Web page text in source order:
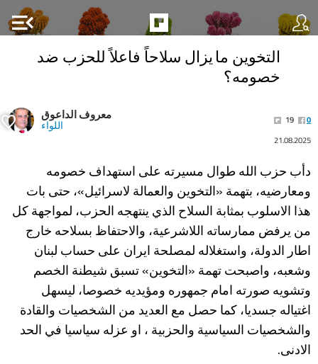
menu_open
التخوين ما يزال سلاحاً فاعلاً للحزب ضد
خصومه؟
معروف الداعوق
اللواء 19
0
21.08.2025
دأب حزب الله طوال مسيرته على استهداف خصومه
ومعارضيه، بتهمة «التخوين والعمالة لاسرائيل»، حتى بات
هذا الاسلوب بمثابة السلاح الذي ينتهجه الحزب، لمواجهة كل
من يرفض ممارساته اللاشرعية، والاحتفاظ بسلاحه خارج
اطار الدولة، واستغلاله لمصلحة ايران على حساب لبنان
وشعبه، واصبحت تهمة «التخوين» تسبق شيطنة الخصم
وتشويه صورته امام جمهوره ومؤيديه خصوصا، ليسهل
اغتياله جسديا، كما حصل مع العديد من الشخصيات والقادة
والشخصيات السياسية والحزبية ، او عزله سياسيا في الحد
الادنى.